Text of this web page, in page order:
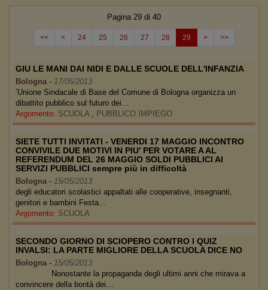
Pagina 29 di 40
<< < 24 25 26 27 28 29 > >>
GIU LE MANI DAI NIDI E DALLE SCUOLE DELL'INFANZIA
Bologna - 17/05/2013
’Unione Sindacale di Base del Comune di Bologna organizza un
dibattito pubblico sul futuro dei…
Argomento: SCUOLA , PUBBLICO IMPIEGO
SIETE TUTTI INVITATI - VENERDI 17 MAGGIO INCONTRO
CONVIVILE DUE MOTIVI IN PIU' PER VOTARE A AL
REFERENDUM DEL 26 MAGGIO SOLDI PUBBLICI AI
SERVIZI PUBBLICI sempre più in difficoltà
Bologna - 15/05/2013
degli educatori scolastici appaltati alle cooperative, insegnanti,
genitori e bambini Festa…
Argomento: SCUOLA
SECONDO GIORNO DI SCIOPERO CONTRO I QUIZ
INVALSI: LA PARTE MIGLIORE DELLA SCUOLA DICE NO
Bologna - 15/05/2013
Nonostante la propaganda degli ultimi anni che mirava a
convincere della bontà dei…